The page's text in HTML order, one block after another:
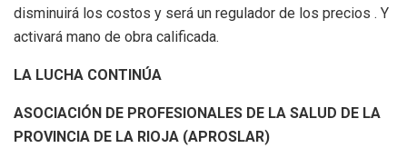
disminuirá los costos y será un regulador de los precios . Y
activará mano de obra calificada.
LA LUCHA CONTINÚA
ASOCIACIÓN DE PROFESIONALES DE LA SALUD DE LA
PROVINCIA DE LA RIOJA (APROSLAR)